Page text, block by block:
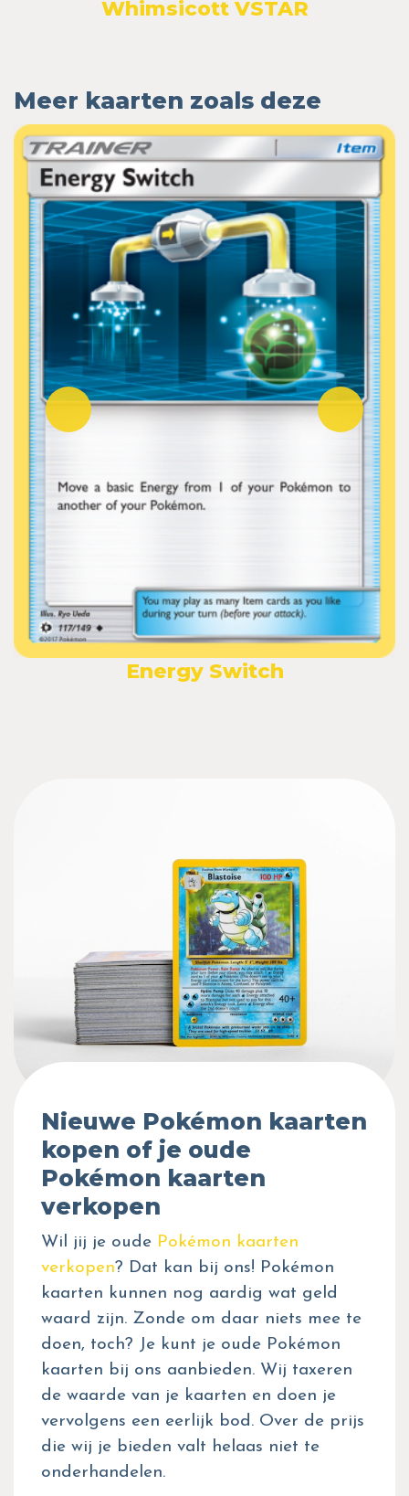
Whimsicott VSTAR
Meer kaarten zoals deze
Energy Switch
Nieuwe Pokémon kaarten
kopen of je oude
Pokémon kaarten
verkopen
Wil jij je oude Pokémon kaarten
verkopen? Dat kan bij ons! Pokémon
kaarten kunnen nog aardig wat geld
waard zijn. Zonde om daar niets mee te
doen, toch? Je kunt je oude Pokémon
kaarten bij ons aanbieden. Wij taxeren
de waarde van je kaarten en doen je
vervolgens een eerlijk bod. Over de prijs
die wij je bieden valt helaas niet te
onderhandelen.